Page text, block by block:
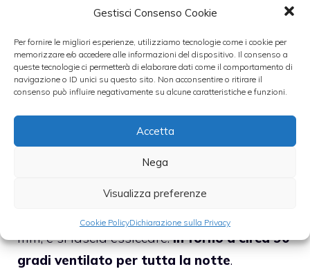
Gestisci Consenso Cookie
Per fornire le migliori esperienze, utilizziamo tecnologie come i cookie per
memorizzare e/o accedere alle informazioni del dispositivo. Il consenso a
queste tecnologie ci permetterà di elaborare dati come il comportamento di
navigazione o ID unici su questo sito. Non acconsentire o ritirare il
consenso può influire negativamente su alcune caratteristiche e funzioni.
Accetta
Nega
Visualizza preferenze
Cookie PolicyDichiarazione sulla Privacy
una purea dopo averla lavata e tagliata. Si
può anche scegliere di cuocerla prima sul
fuoco con pochissima acqua per circa 10
minuti: per ogni 4 tazze di frutta
Si può aggiungere un pò di zucchero o
anche spezie e aromi. Si stende la crema
ottenuta su una teglia, con carta da forno,
creando uno spessore omogeneo di circa 4
mm, e si lascia essiccare.In forno a circa 90
gradi ventilato per tutta la notte.